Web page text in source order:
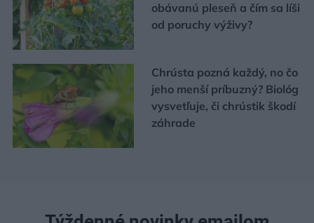
obávanú pleseň a čím sa líši
od poruchy výživy?
Chrústa pozná každý, no čo
jeho menší príbuzný? Biológ
vysvetľuje, či chrústik škodí
záhrade